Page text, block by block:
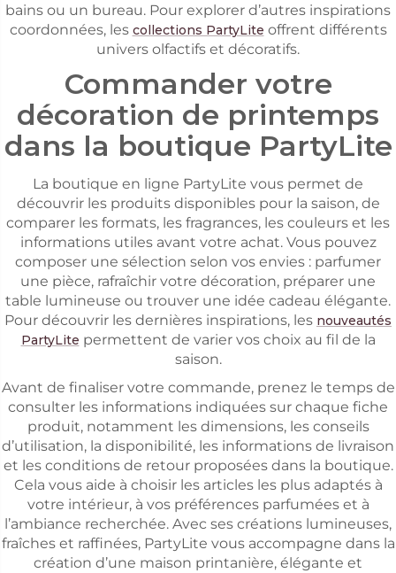
bains ou un bureau. Pour explorer d’autres inspirations
coordonnées, les collections PartyLite offrent différents
univers olfactifs et décoratifs.
Commander votre
décoration de printemps
dans la boutique PartyLite
La boutique en ligne PartyLite vous permet de
découvrir les produits disponibles pour la saison, de
comparer les formats, les fragrances, les couleurs et les
informations utiles avant votre achat. Vous pouvez
composer une sélection selon vos envies : parfumer
une pièce, rafraîchir votre décoration, préparer une
table lumineuse ou trouver une idée cadeau élégante.
Pour découvrir les dernières inspirations, les nouveautés
PartyLite permettent de varier vos choix au fil de la
saison.
Avant de finaliser votre commande, prenez le temps de
consulter les informations indiquées sur chaque fiche
produit, notamment les dimensions, les conseils
d’utilisation, la disponibilité, les informations de livraison
et les conditions de retour proposées dans la boutique.
Cela vous aide à choisir les articles les plus adaptés à
votre intérieur, à vos préférences parfumées et à
l’ambiance recherchée. Avec ses créations lumineuses,
fraîches et raffinées, PartyLite vous accompagne dans la
création d’une maison printanière, élégante et